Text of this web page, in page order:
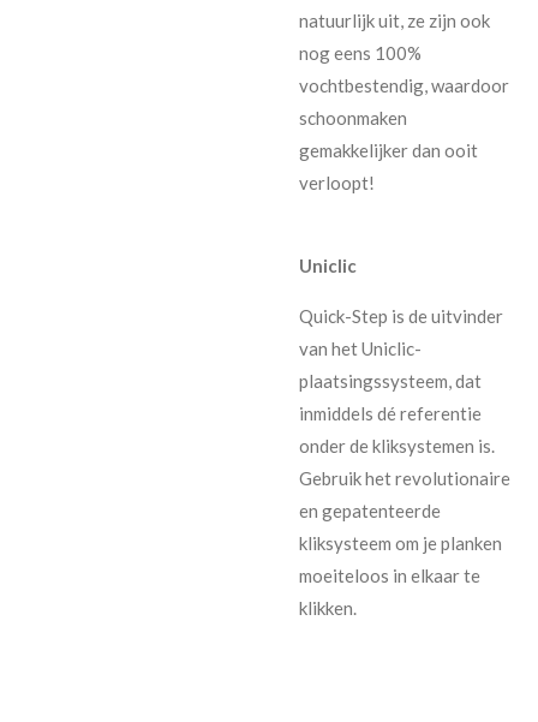
natuurlijk uit, ze zijn ook
nog eens 100%
vochtbestendig, waardoor
schoonmaken
gemakkelijker dan ooit
verloopt!
Uniclic
Quick-Step is de uitvinder
van het Uniclic-
plaatsingssysteem, dat
inmiddels dé referentie
onder de kliksystemen is.
Gebruik het revolutionaire
en gepatenteerde
kliksysteem om je planken
moeiteloos in elkaar te
klikken.